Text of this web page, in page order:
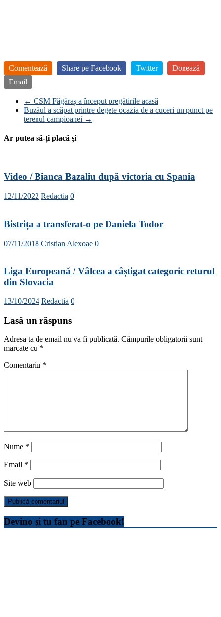
Comentează Share pe Facebook Twitter
Donează
Email
← CSM Făgăraș a început pregătirile acasă
Buzăul a scăpat printre degete ocazia de a cuceri un punct pe
terenul campioanei →
Ar putea să-ți placă și
Video / Bianca Bazaliu după victoria cu Spania
12/11/2022 Redactia 0
Bistrița a transferat-o pe Daniela Todor
07/11/2018 Cristian Alexoae 0
Liga Europeană / Vâlcea a câștigat categoric returul
din Slovacia
13/10/2024 Redactia 0
Lasă un răspuns
Adresa ta de email nu va fi publicată. Câmpurile obligatorii sunt
marcate cu *
Comentariu *
Nume *
Email *
Site web
Devino și tu fan pe Facebook!